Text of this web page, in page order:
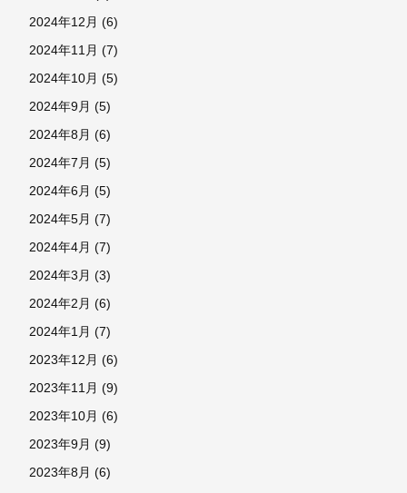
2024年12月 (6)
2024年11月 (7)
2024年10月 (5)
2024年9月 (5)
2024年8月 (6)
2024年7月 (5)
2024年6月 (5)
2024年5月 (7)
2024年4月 (7)
2024年3月 (3)
2024年2月 (6)
2024年1月 (7)
2023年12月 (6)
2023年11月 (9)
2023年10月 (6)
2023年9月 (9)
2023年8月 (6)